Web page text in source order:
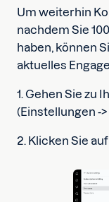
Um weiterhin
nachdem Sie
haben, können
aktuelles
1. Gehen Sie zu
(Einstellungen -
2. Klicken Sie